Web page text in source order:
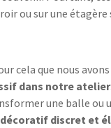
ou sur une
cela que nous
dans notre atelier
une balle ou
discret et